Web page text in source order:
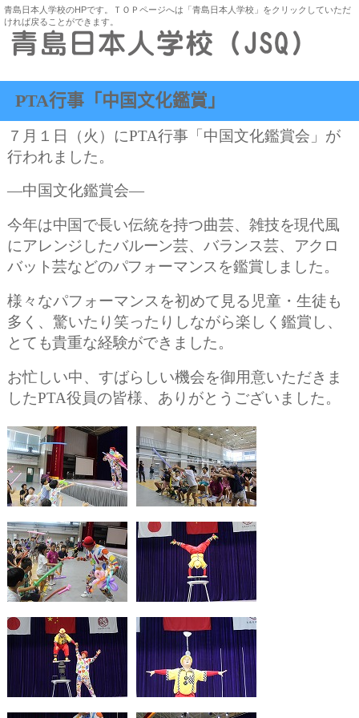
青島日本人学校のHPです。ＴＯＰページへは「青島日本人学校」をクリックしていただ
ければ戻ることができます。
PTA行事「中国文化鑑賞」
７月１日（火）にPTA行事「中国文化鑑賞会」が
行われました。
―中国文化鑑賞会―
今年は中国で長い伝統を持つ曲芸、雑技を現代風
にアレンジしたバルーン芸、バランス芸、アクロ
バット芸などのパフォーマンスを鑑賞しました。
様々なパフォーマンスを初めて見る児童・生徒も
多く、驚いたり笑ったりしながら楽しく鑑賞し、
とても貴重な経験ができました。
お忙しい中、すばらしい機会を御用意いただきま
したPTA役員の皆様、ありがとうございました。